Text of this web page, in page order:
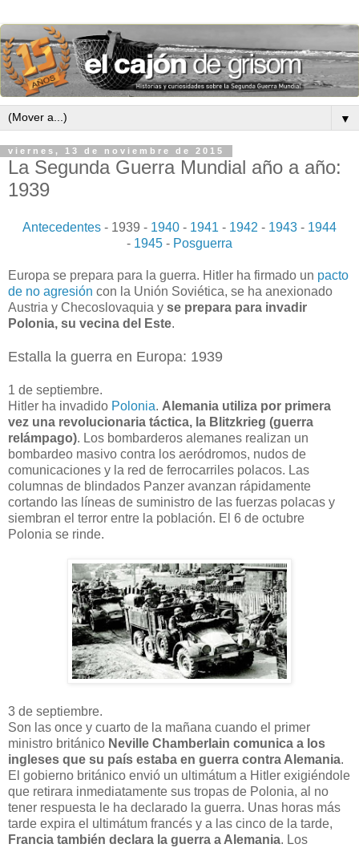
▼
viernes, 13 de noviembre de 2015
La Segunda Guerra Mundial año a año:
1939
Antecedentes - 1939 - 1940 - 1941 - 1942 - 1943 - 1944
- 1945 - Posguerra
Europa se prepara para la guerra. Hitler ha firmado un pacto
de no agresión con la Unión Soviética, se ha anexionado
Austria y Checoslovaquia y se prepara para invadir
Polonia, su vecina del Este.
Estalla la guerra en Europa: 1939
1 de septiembre.
Hitler ha invadido Polonia. Alemania utiliza por primera
vez una revolucionaria táctica, la Blitzkrieg (guerra
relámpago). Los bombarderos alemanes realizan un
bombardeo masivo contra los aeródromos, nudos de
comunicaciones y la red de ferrocarriles polacos. Las
columnas de blindados Panzer avanzan rápidamente
cortando las líneas de suministro de las fuerzas polacas y
siembran el terror entre la población. El 6 de octubre
Polonia se rinde.
3 de septiembre.
Son las once y cuarto de la mañana cuando el primer
ministro británico Neville Chamberlain comunica a los
ingleses que su país estaba en guerra contra Alemania.
El gobierno británico envió un ultimátum a Hitler exigiéndole
que retirara inmediatamente sus tropas de Polonia, al no
tener respuesta le ha declarado la guerra. Unas horas más
tarde expira el ultimátum francés y a las cinco de la tarde,
Francia también declara la guerra a Alemania. Los